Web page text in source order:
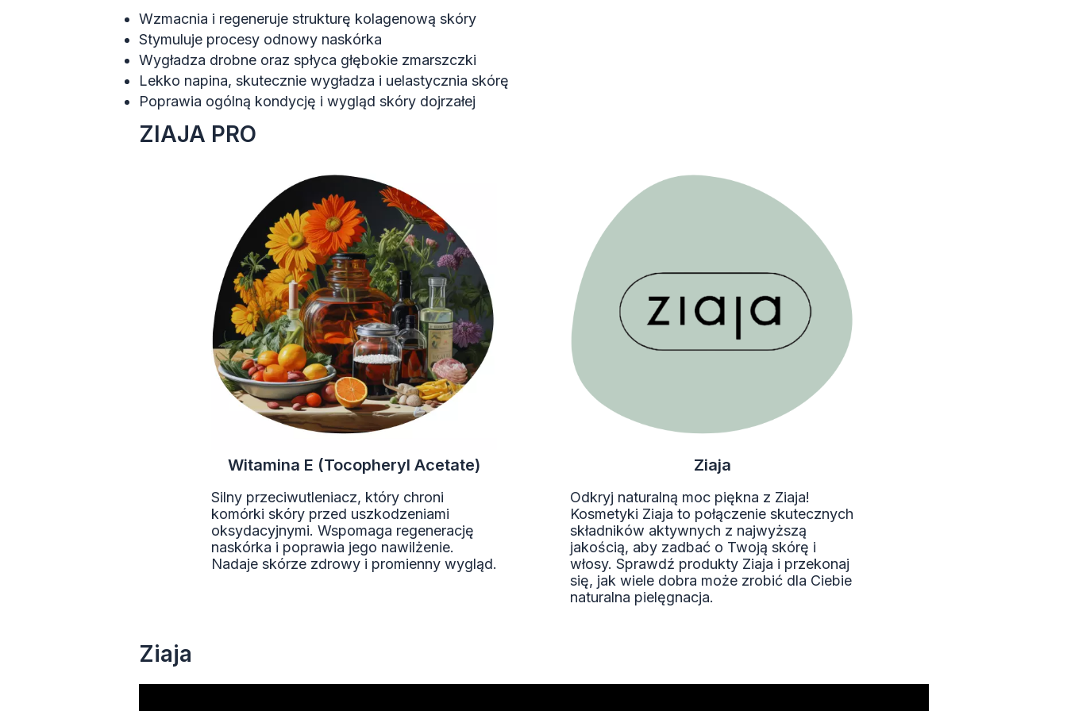
Wzmacnia i regeneruje strukturę kolagenową skóry
Stymuluje procesy odnowy naskórka
Wygładza drobne oraz spłyca głębokie zmarszczki
Lekko napina, skutecznie wygładza i uelastycznia skórę
Poprawia ogólną kondycję i wygląd skóry dojrzałej
ZIAJA PRO
Witamina E (Tocopheryl Acetate)
Silny przeciwutleniacz, który chroni
komórki skóry przed uszkodzeniami
oksydacyjnymi. Wspomaga regenerację
naskórka i poprawia jego nawilżenie.
Nadaje skórze zdrowy i promienny wygląd.
Ziaja
Odkryj naturalną moc piękna z Ziaja!
Kosmetyki Ziaja to połączenie skutecznych
składników aktywnych z najwyższą
jakością, aby zadbać o Twoją skórę i
włosy. Sprawdź produkty Ziaja i przekonaj
się, jak wiele dobra może zrobić dla Ciebie
naturalna pielęgnacja.
Ziaja